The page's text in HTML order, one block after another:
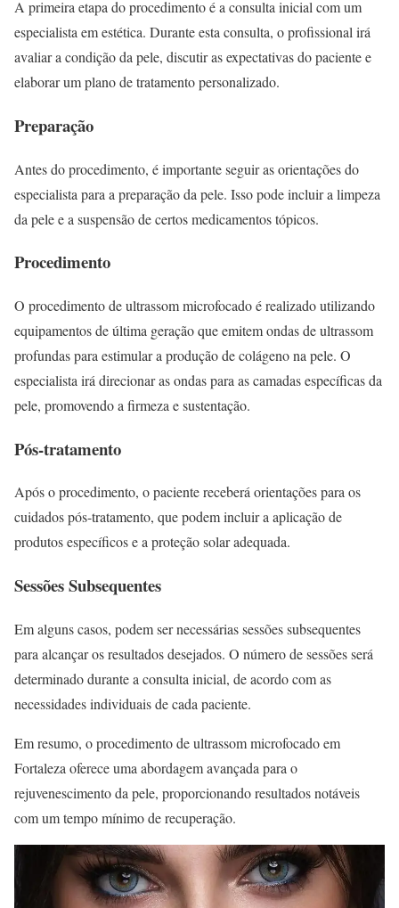
A primeira etapa do procedimento é a consulta inicial com um
especialista em estética. Durante esta consulta, o profissional irá
avaliar a condição da pele, discutir as expectativas do paciente e
elaborar um plano de tratamento personalizado.
Preparação
Antes do procedimento, é importante seguir as orientações do
especialista para a preparação da pele. Isso pode incluir a limpeza
da pele e a suspensão de certos medicamentos tópicos.
Procedimento
O procedimento de ultrassom microfocado é realizado utilizando
equipamentos de última geração que emitem ondas de ultrassom
profundas para estimular a produção de colágeno na pele. O
especialista irá direcionar as ondas para as camadas específicas da
pele, promovendo a firmeza e sustentação.
Pós-tratamento
Após o procedimento, o paciente receberá orientações para os
cuidados pós-tratamento, que podem incluir a aplicação de
produtos específicos e a proteção solar adequada.
Sessões Subsequentes
Em alguns casos, podem ser necessárias sessões subsequentes
para alcançar os resultados desejados. O número de sessões será
determinado durante a consulta inicial, de acordo com as
necessidades individuais de cada paciente.
Em resumo, o procedimento de ultrassom microfocado em
Fortaleza oferece uma abordagem avançada para o
rejuvenescimento da pele, proporcionando resultados notáveis
com um tempo mínimo de recuperação.